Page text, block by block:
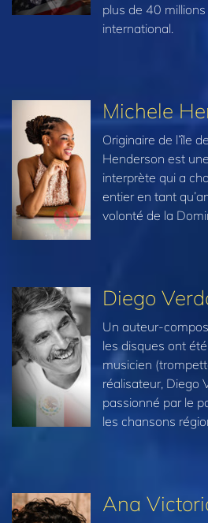
plus de 40
international.
Michele
Originaire de l’île
Henderson est
interprète qui a
entier en tant
volonté de la
Diego
Un auteur-
les disques ont
musicien
réalisateur, Diego
passionné par le
les chansons
Ana